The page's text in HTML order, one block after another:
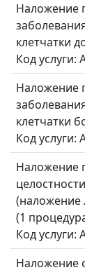
Наложение
клетчатки
Код услуги:
Наложение
клетчатки
Код услуги:
Наложение
(наложение
(1
Код услуги:
Наложение